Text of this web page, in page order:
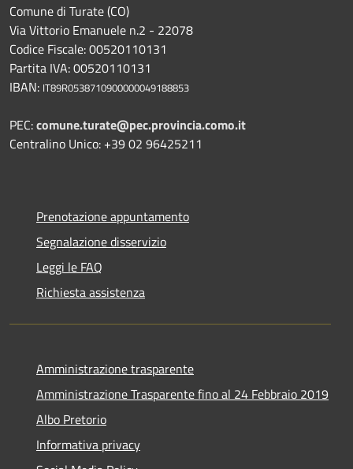
Comune di Turate (CO)
Via Vittorio Emanuele n.2 - 22078
Codice Fiscale: 00520110131
Partita IVA: 00520110131
IBAN: IT89R0538710900000049188853
PEC:comune.turate@pec.provincia.como.it
Centralino Unico: +39 02 96425211
Prenotazione appuntamento
Segnalazione disservizio
Leggi le FAQ
Richiesta assistenza
Amministrazione trasparente
Amministrazione Trasparente fino al 24 Febbraio 2019
Albo Pretorio
Informativa privacy